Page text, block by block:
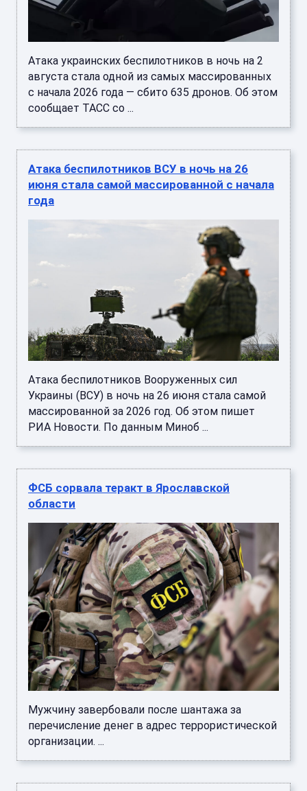
Атака украинских беспилотников в ночь на 2
августа стала одной из самых массированных
с начала 2026 года — сбито 635 дронов. Об этом
сообщает ТАСС со ...
Атака беспилотников ВСУ в ночь на 26
июня стала самой массированной с начала
года
Атака беспилотников Вооруженных сил
Украины (ВСУ) в ночь на 26 июня стала самой
массированной за 2026 год. Об этом пишет
РИА Новости. По данным Миноб ...
ФСБ сорвала теракт в Ярославской
области
Мужчину завербовали после шантажа за
перечисление денег в адрес террористической
организации. ...